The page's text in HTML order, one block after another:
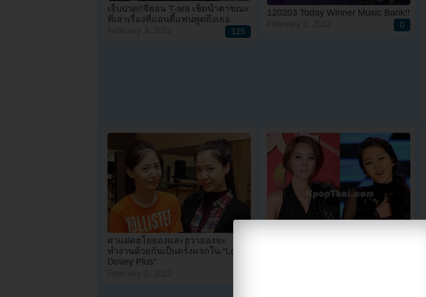
เจ็บปวด!!จียอน T-ara เช็ดน้ำตาขณะ
ที่เล่าเรื่องที่แอนตี้แฟนพูดถึงเธอ
125
120203 Today Winner Music Bank!!
0
ฝาแฝดฮโยยองและฮวายองจะ
ทำงานด้วยกันเป็นครั้งแรกใน “Lovey
Dovey Plus”